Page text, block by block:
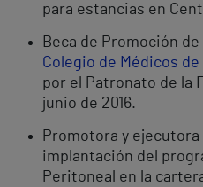
para estancias en
Beca de Promoción
Colegio de Médicos
por el Patronato de la
junio de 2016.
Promotora y
implantación del
Peritoneal en la